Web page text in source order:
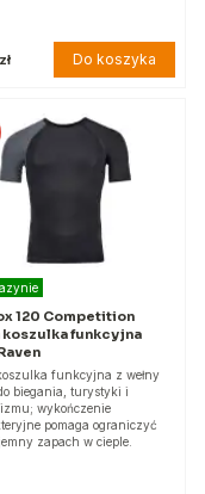
Do koszyka
120 Competition
koszulka funkcyjna
funkcyjna z wełny
biegania, turystyki i
wykończenie
pomaga ograniczyć
zapach w cieple.